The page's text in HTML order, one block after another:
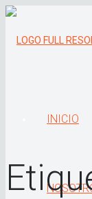
INICIO